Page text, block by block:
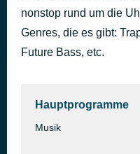
nonstop rund um die
Genres, die es gibt:
Future Bass, etc.
Hauptprogramme
Musik